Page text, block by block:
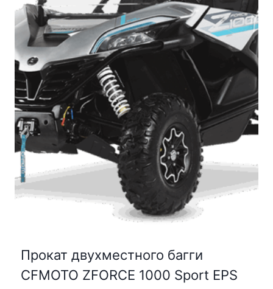
Прокат двухместного багги
CFMOTO ZFORCE 1000 Sport EPS